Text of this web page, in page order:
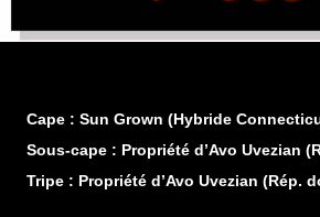
Cape : Sun Grown (Hybride
Sous-cape : Propriété d’Avo Uvezian
Tripe : Propriété d’Avo Uvezian (Rép.